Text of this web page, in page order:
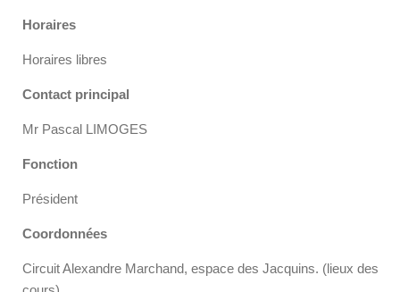
Horaires
Horaires libres
Contact principal
Mr Pascal LIMOGES
Fonction
Président
Coordonnées
Circuit Alexandre Marchand, espace des Jacquins. (lieux des